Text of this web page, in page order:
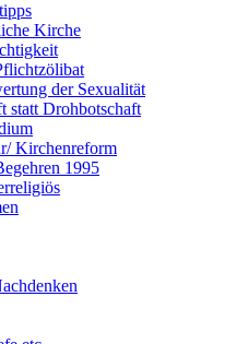
Kirche
der Sexualität
statt Drohbotschaft
Kirchenreform
1995